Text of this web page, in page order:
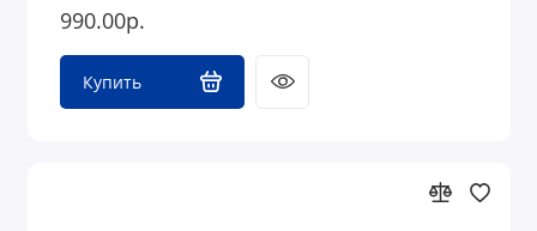
990.00р.
Купить